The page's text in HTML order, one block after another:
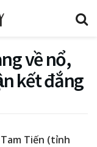
về nổ,
kết đắng
Tiến (tỉnh